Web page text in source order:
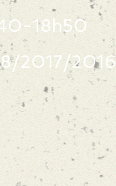
18h50
2017/2016